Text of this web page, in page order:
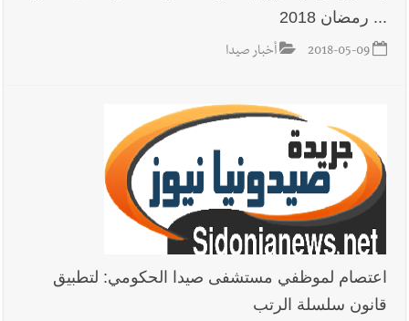
... رمضان 2018
2018-05-09 أخبار صيدا
اعتصام لموظفي مستشفى صيدا الحكومي: لتطبيق
قانون سلسلة الرتب